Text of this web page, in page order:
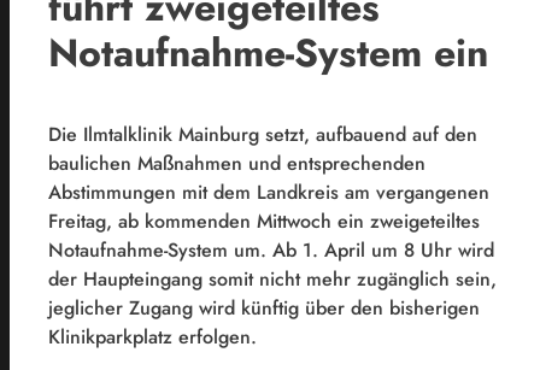
Notaufnahme-System ein
Die Ilmtalklinik Mainburg setzt, aufbauend auf den
baulichen Maßnahmen und entsprechenden
Abstimmungen mit dem Landkreis am vergangenen
Freitag, ab kommenden Mittwoch ein zweigeteiltes
Notaufnahme-System um. Ab 1. April um 8 Uhr wird
der Haupteingang somit nicht mehr zugänglich sein,
jeglicher Zugang wird künftig über den bisherigen
Klinikparkplatz erfolgen.